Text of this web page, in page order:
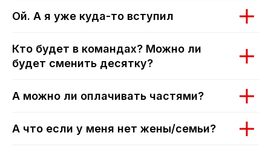
Ой. А я уже куда-то вступил
Кто будет в командах? Можно ли
будет сменить десятку?
А можно ли оплачивать частями?
А что если у меня нет жены/семьи?